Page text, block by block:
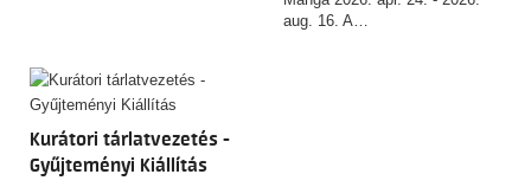
aug. 16. A…
Kurátori tárlatvezetés -
Gyűjteményi Kiállítás